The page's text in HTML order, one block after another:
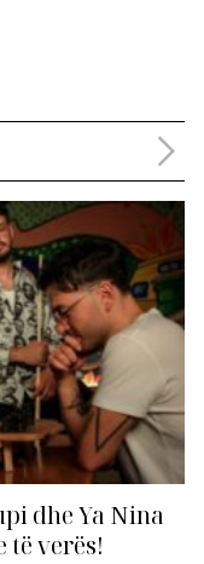
dhe Ya Nina
të verës!